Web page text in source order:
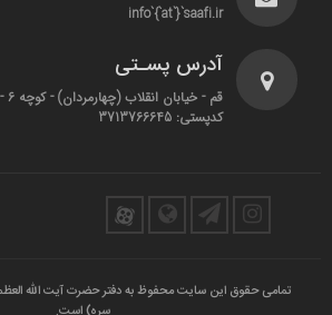
info`{`at`}`saafi.ir
آدرس پسـتی
کدپستی: 3713766645
تمامی حقوق این سایت محفوظ به دفتر حضرت آیت الله